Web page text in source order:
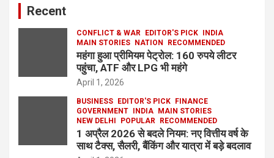
Recent
CONFLICT & WAR EDITOR'S PICK INDIA
MAIN STORIES NATION RECOMMENDED
महंगा हुआ प्रीमियम पेट्रोल: 160 रुपये लीटर
पहुंचा, ATF और LPG भी महंगे
April 1, 2026
BUSINESS EDITOR'S PICK FINANCE
GOVERNMENT INDIA MAIN STORIES
NEW DELHI
POPULAR RECOMMENDED
1 अप्रैल 2026 से बदले नियम: नए वित्तीय वर्ष के
साथ टैक्स, सैलरी, बैंकिंग और यात्रा में बड़े बदलाव